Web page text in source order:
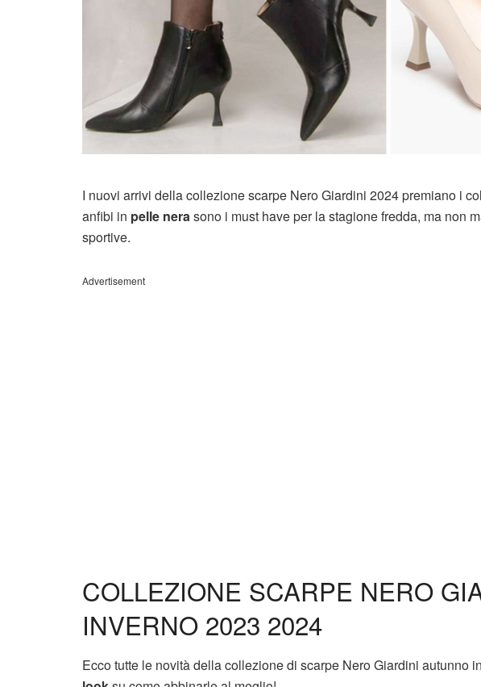
I nuovi arrivi della collezione scarpe Nero Giardini 2024 premiano i
anfibi in pelle nerasono i must have per la stagione fredda, ma non
sportive.
Advertisement
COLLEZIONE SCARPE NERO
INVERNO 2023 2024
Ecco tutte le novità della collezione di scarpe Nero Giardini autunno